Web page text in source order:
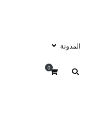
المدونة
0